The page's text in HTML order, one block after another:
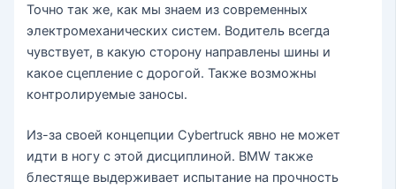
Точно так же, как мы знаем из современных
электромеханических систем. Водитель всегда
чувствует, в какую сторону направлены шины и
какое сцепление с дорогой. Также возможны
контролируемые заносы.
Из-за своей концепции Cybertruck явно не может
идти в ногу с этой дисциплиной. BMW также
блестяще выдерживает испытание на прочность